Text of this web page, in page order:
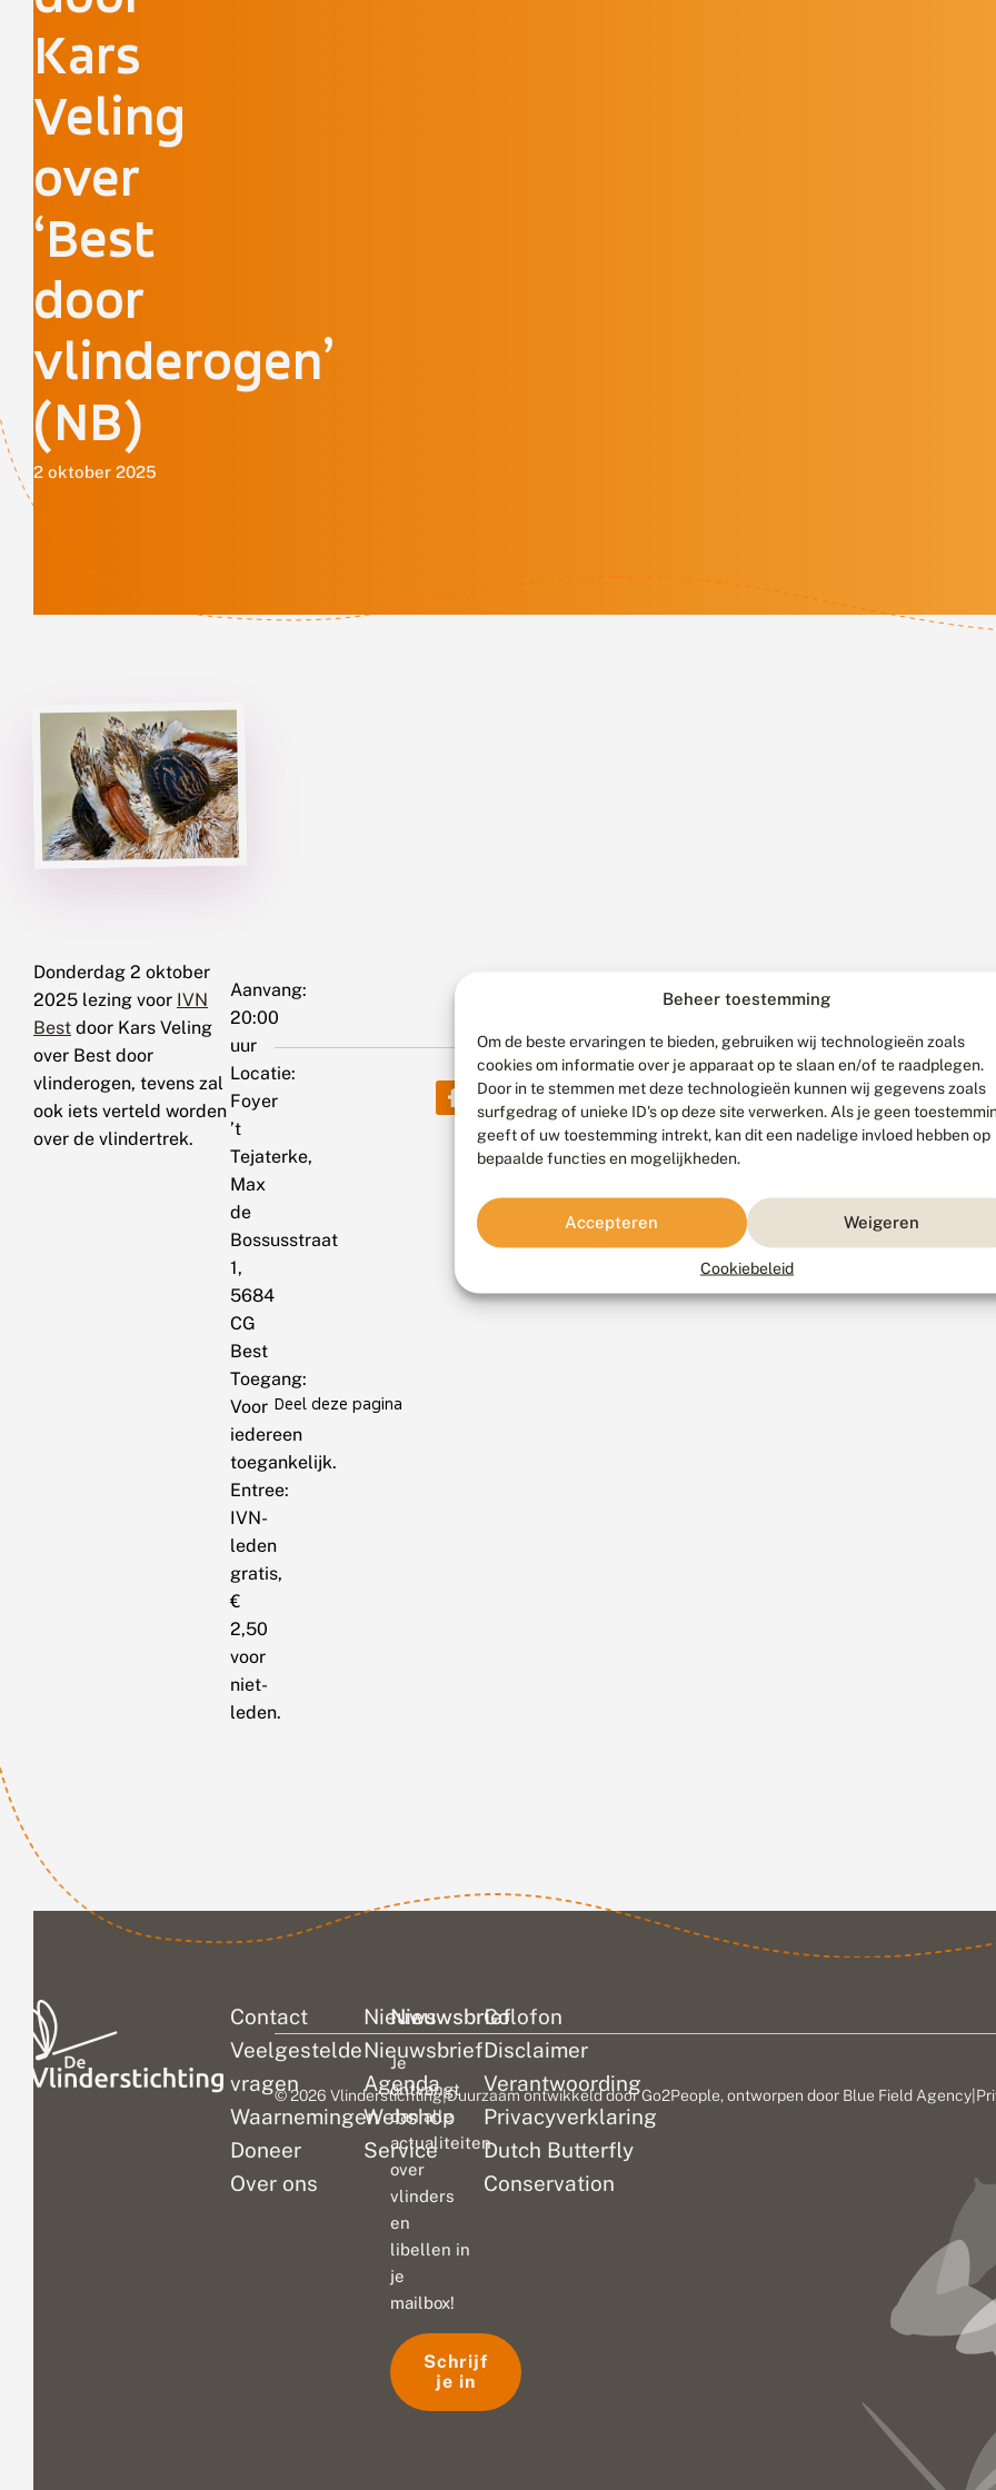
Beheer toestemming
Om de beste ervaringen te bieden, gebruiken wij technologieën zoals
cookies om informatie over je apparaat op te slaan en/of te raadplegen.
Door in te stemmen met deze technologieën kunnen wij gegevens zoals
surfgedrag of unieke ID's op deze site verwerken. Als je geen
geeft of uw toestemming intrekt, kan dit een nadelige invloed hebben op
bepaalde functies en mogelijkheden.
Accepteren Weigeren
Cookiebeleid
Kars
Veling
over
‘Best
door
vlinderogen’
(NB)
2 oktober 2025
Donderdag 2 oktober
2025 lezing voor IVN
Best door Kars Veling
over Best door
vlinderogen, tevens zal
ook iets verteld worden
over de vlindertrek.
Aanvang:
20:00
uur
Locatie:
Foyer
’t
Tejaterke,
Max
de
Bossusstraat
1,
5684
CG
Best
Toegang:
Voor
iedereen
toegankelijk.
Entree:
IVN-
leden
gratis,
€
2,50
voor
niet-
leden.
Deel deze pagina
Contact
Veelgestelde
vragen
Waarnemingen
Doneer
Over ons
Nieuws
Nieuwsbrief
Agenda
Webshop
Service
Colofon
Disclaimer
Verantwoording
Privacyverklaring
Dutch Butterfly
Conservation
Nieuwsbrief
Je
ontvangt
dan alle
actualiteiten
over
vlinders
en
libellen in
je
mailbox!
Schrijf
je in
© 2026 Vlinderstichting|Duurzaam ontwikkeld doorGo2People, ontworpen door Blue Field Agency